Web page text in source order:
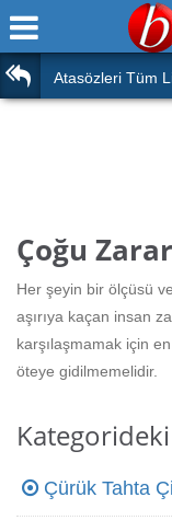
Ana Sayfa
Türk Tarihi & Kültürü
Edebiyat
Eğitim
Hesaplamalar
Atasözleri Tüm
Çoğu
Her şeyin bir ölçüsü ve
aşırıya kaçan insan
karşılaşmamak için en
öteye gidilmemelidir.
Çürük Tahta